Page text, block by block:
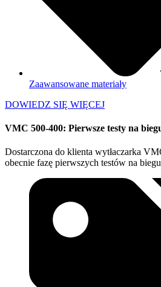
Zaawansowane materiały
DOWIEDZ SIĘ WIĘCEJ
VMC 500-400: Pierwsze testy na
Dostarczona do klienta wytłaczarka
obecnie fazę pierwszych testów na